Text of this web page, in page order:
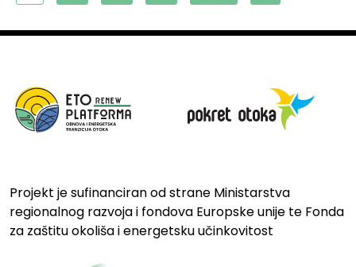
Projekt je sufinanciran od strane Ministarstva
regionalnog razvoja i fondova Europske unije te Fonda
za zaštitu okoliša i energetsku učinkovitost